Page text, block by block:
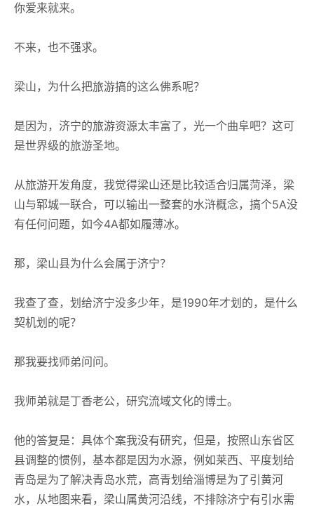
你爱来就来。
不来，也不强求。
梁山，为什么把旅游搞的这么佛系呢？
是因为，济宁的旅游资源太丰富了，光一个曲阜吧？这可
是世界级的旅游圣地。
从旅游开发角度，我觉得梁山还是比较适合归属菏泽，梁
山与郓城一联合，可以输出一整套的水浒概念，搞个5A没
有任何问题，如今4A都如履薄冰。
那，梁山县为什么会属于济宁？
我查了查，划给济宁没多少年，是1990年才划的，是什么
契机划的呢？
那我要找师弟问问。
我师弟就是丁香老公，研究流域文化的博士。
他的答复是：具体个案我没有研究，但是，按照山东省区
县调整的惯例，基本都是因为水源，例如莱西、平度划给
青岛是为了解决青岛水荒，高青划给淄博是为了引黄河
水，从地图来看，梁山属黄河沿线，不排除济宁有引水需